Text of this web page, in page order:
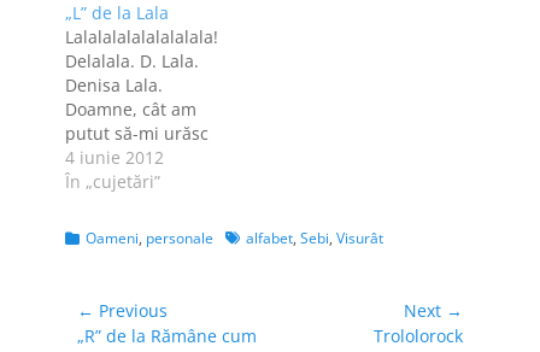
„L” de la Lala
Lalalalalalalalalala!
Delalala. D. Lala.
Denisa Lala.
Doamne, cât am
putut să-mi urăsc
numele de familie în
şcoala generală!
mi-au mâncat zilele
cântându-mi
până în ultima zi de
şcoală. Atunci când
4 iunie 2012
În „cujetări”
Categories
Oameni, personale Tagsalfabet, Sebi, Visurât
Navigare
în
← Previous
Previous
„R” de la Rămâne cum
Next →
Trololorock